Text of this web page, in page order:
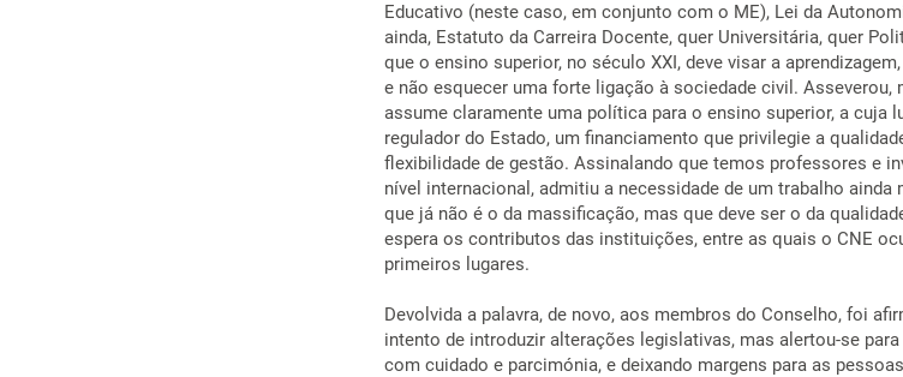
Educativo (neste caso, em conjunto com o ME), Lei da
ainda, Estatuto da Carreira Docente, quer Universitária, quer
que o ensino superior, no século XXI, deve visar a
e não esquecer uma forte ligação à sociedade civil. Asseverou,
assume claramente uma política para o ensino superior, a cuja
regulador do Estado, um financiamento que privilegie a
flexibilidade de gestão. Assinalando que temos professores e
nível internacional, admitiu a necessidade de um trabalho ainda
que já não é o da massificação, mas que deve ser o da
espera os contributos das instituições, entre as quais o CNE
primeiros lugares.
Devolvida a palavra, de novo, aos membros do Conselho, foi
intento de introduzir alterações legislativas, mas alertou-se
com cuidado e parcimónia, e deixando margens para as